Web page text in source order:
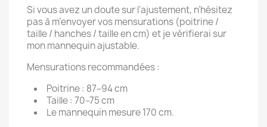
Si vous avez un doute sur l’ajustement, n’hésitez
pas à m’envoyer vos mensurations (poitrine /
taille / hanches / taille en cm) et je vérifierai sur
mon mannequin ajustable.
Mensurations recommandées :
Poitrine : 87–94 cm
Taille : 70–75 cm
Le mannequin mesure 170 cm.